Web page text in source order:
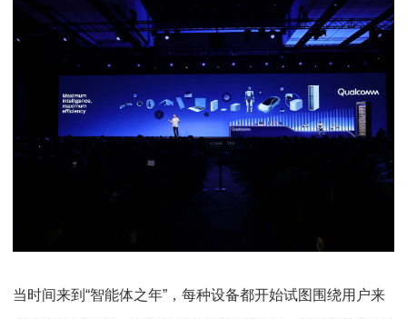
当时间来到“智能体之年”，每种设备都开始试图围绕用户来